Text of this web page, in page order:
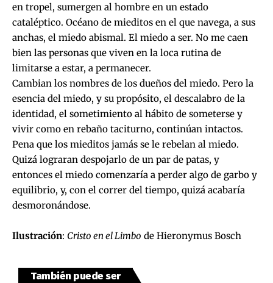
en tropel, sumergen al hombre en un estado
cataléptico. Océano de mieditos en el que navega, a sus
anchas, el miedo abismal. El miedo a ser. No me caen
bien las personas que viven en la loca rutina de
limitarse a estar, a permanecer.
Cambian los nombres de los dueños del miedo. Pero la
esencia del miedo, y su propósito, el descalabro de la
identidad, el sometimiento al hábito de someterse y
vivir como en rebaño taciturno, continúan intactos.
Pena que los mieditos jamás se le rebelan al miedo.
Quizá lograran despojarlo de un par de patas, y
entonces el miedo comenzaría a perder algo de garbo y
equilibrio, y, con el correr del tiempo, quizá acabaría
desmoronándose.
Ilustración: Cristo en el Limbo de Hieronymus Bosch
También puede ser